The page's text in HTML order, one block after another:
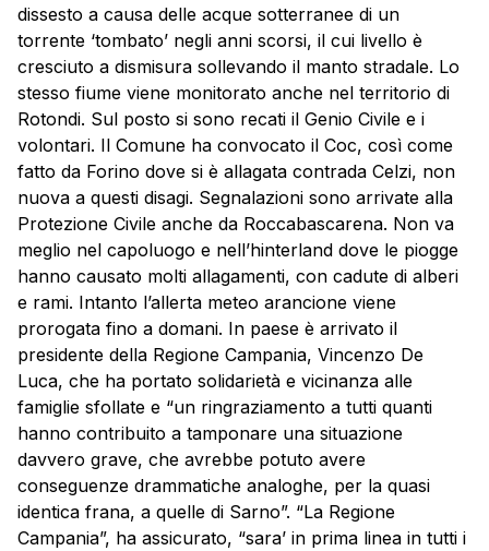
dissesto a causa delle acque sotterranee di un
torrente ‘tombato’ negli anni scorsi, il cui livello è
cresciuto a dismisura sollevando il manto stradale. Lo
stesso fiume viene monitorato anche nel territorio di
Rotondi. Sul posto si sono recati il Genio Civile e i
volontari. Il Comune ha convocato il Coc, così come
fatto da Forino dove si è allagata contrada Celzi, non
nuova a questi disagi. Segnalazioni sono arrivate alla
Protezione Civile anche da Roccabascarena. Non va
meglio nel capoluogo e nell’hinterland dove le piogge
hanno causato molti allagamenti, con cadute di alberi
e rami. Intanto l’allerta meteo arancione viene
prorogata fino a domani. In paese è arrivato il
presidente della Regione Campania, Vincenzo De
Luca, che ha portato solidarietà e vicinanza alle
famiglie sfollate e “un ringraziamento a tutti quanti
hanno contribuito a tamponare una situazione
davvero grave, che avrebbe potuto avere
conseguenze drammatiche analoghe, per la quasi
identica frana, a quelle di Sarno”. “La Regione
Campania”, ha assicurato, “sara’ in prima linea in tutti i